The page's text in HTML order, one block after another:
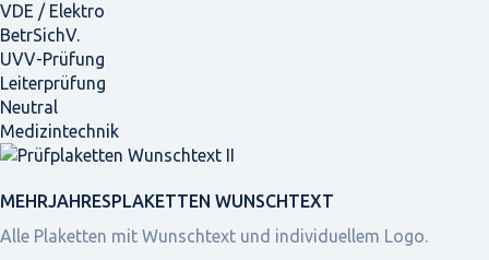
VDE / Elektro
BetrSichV.
UVV-Prüfung
Leiterprüfung
Neutral
Medizintechnik
MEHRJAHRES­PLAKETTEN WUNSCHTEXT
Alle Plaketten mit Wunschtext und individuellem Logo.